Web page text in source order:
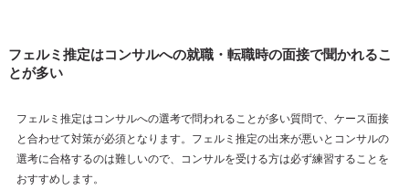
フェルミ推定はコンサルへの就職・転職時の面接で聞かれるこ
とが多い
フェルミ推定はコンサルへの選考で問われることが多い質問で、ケース面接
と合わせて対策が必須となります。フェルミ推定の出来が悪いとコンサルの
選考に合格するのは難しいので、コンサルを受ける方は必ず練習することを
おすすめします。